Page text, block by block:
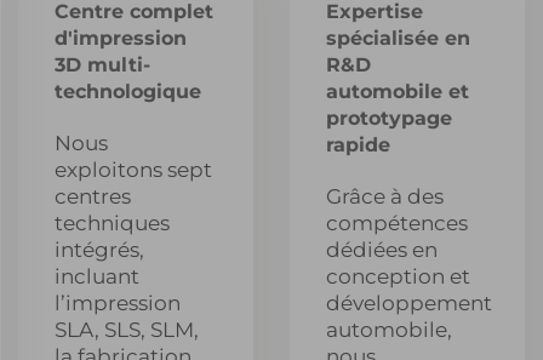
Centre complet
d'impression
3D multi-
technologique
Nous
exploitons sept
centres
techniques
intégrés,
incluant
l’impression
SLA, SLS, SLM,
Expertise
spécialisée en
R&D
automobile et
prototypage
rapide
Grâce à des
compétences
dédiées en
conception et
développement
automobile,